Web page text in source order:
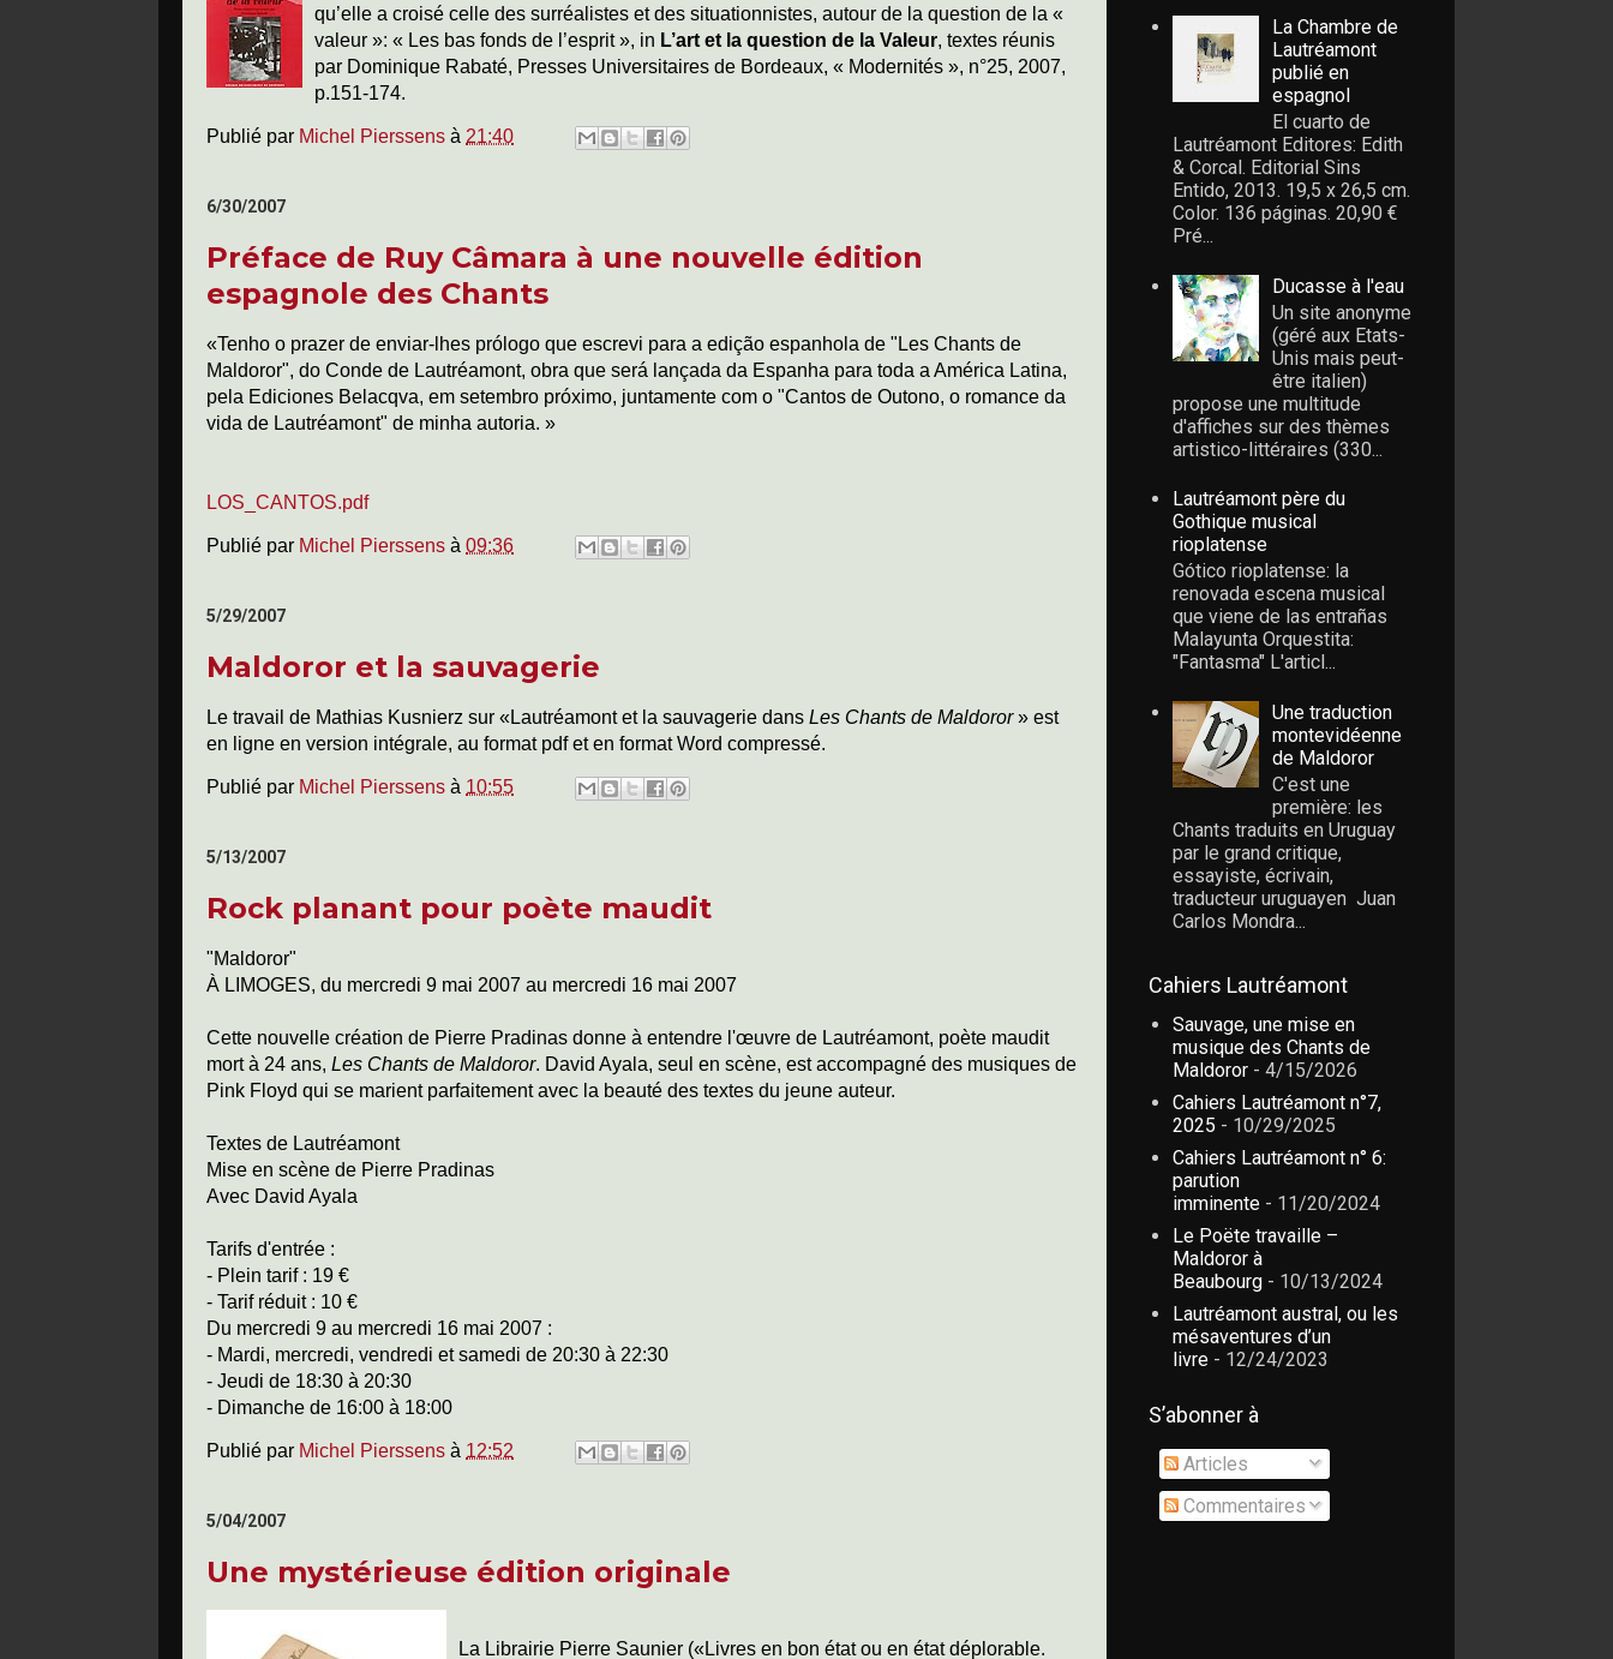
qu’elle a croisé celle des surréalistes et des situationnistes, autour de la question de la «
valeur »: « Les bas fonds de l’esprit », in L’art et la question de la Valeur, textes réunis
par Dominique Rabaté, Presses Universitaires de Bordeaux, « Modernités », n°25, 2007,
p.151-174.
Publié par Michel Pierssens à 21:40
6/30/2007
Préface de Ruy Câmara à une nouvelle édition
espagnole des Chants
«Tenho o prazer de enviar-lhes prólogo que escrevi para a edição espanhola de "Les Chants de
Maldoror", do Conde de Lautréamont, obra que será lançada da Espanha para toda a América Latina,
pela Ediciones Belacqva, em setembro próximo, juntamente com o "Cantos de Outono, o romance da
vida de Lautréamont" de minha autoria. »
LOS_CANTOS.pdf
Publié par Michel Pierssens à 09:36
5/29/2007
Maldoror et la sauvagerie
Le travail de Mathias Kusnierz sur «Lautréamont et la sauvagerie dans Les Chants de Maldoror» est
en ligne en version intégrale, au format pdf et en format Word compressé.
Publié par Michel Pierssens à 10:55
5/13/2007
Rock planant pour poète maudit
"Maldoror"
À LIMOGES, du mercredi 9 mai 2007 au mercredi 16 mai 2007
Cette nouvelle création de Pierre Pradinas donne à entendre l'œuvre de Lautréamont, poète maudit
mort à 24 ans, Les Chants de Maldoror. David Ayala, seul en scène, est accompagné des musiques de
Pink Floyd qui se marient parfaitement avec la beauté des textes du jeune auteur.
Textes de Lautréamont
Mise en scène de Pierre Pradinas
Avec David Ayala
Tarifs d'entrée :
- Plein tarif : 19 €
- Tarif réduit : 10 €
Du mercredi 9 au mercredi 16 mai 2007 :
- Mardi, mercredi, vendredi et samedi de 20:30 à 22:30
- Jeudi de 18:30 à 20:30
- Dimanche de 16:00 à 18:00
Publié par Michel Pierssens à 12:52
5/04/2007
Une mystérieuse édition originale
La Librairie Pierre Saunier («Livres en bon état ou en état déplorable.
La Chambre de
Lautréamont
publié en
espagnol
El cuarto de
Lautréamont Editores: Edith
& Corcal. Editorial Sins
Entido, 2013. 19,5 x 26,5 cm.
Color. 136 páginas. 20,90 €
Pré...
Ducasse à l'eau
Un site anonyme
(géré aux Etats-
Unis mais peut-
être italien)
propose une multitude
d'affiches sur des thèmes
artistico-littéraires (330...
Lautréamont père du
Gothique musical
rioplatense
Gótico rioplatense: la
renovada escena musical
que viene de las entrañas
Malayunta Orquestita:
"Fantasma" L'articl...
Une traduction
montevidéenne
de Maldoror
C'est une
première: les
Chants traduits en Uruguay
par le grand critique,
essayiste, écrivain,
traducteur uruguayen Juan
Carlos Mondra...
Cahiers Lautréamont
Sauvage, une mise en
musique des Chants de
Maldoror - 4/15/2026
Cahiers Lautréamont n°7,
2025 - 10/29/2025
Cahiers Lautréamont n° 6:
parution
imminente - 11/20/2024
Le Poëte travaille –
Maldoror à
Beaubourg - 10/13/2024
Lautréamont austral, ou les
mésaventures d’un
livre - 12/24/2023
S’abonner à
Articles
Commentaires